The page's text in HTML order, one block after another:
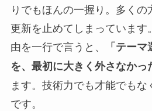
りでもほんの一握り。多く
更新を止めてしまっていま
由を一行で言うと、
「テー
を、最初に大きく外さなかっ
ます。技術力でも才能でも
です。